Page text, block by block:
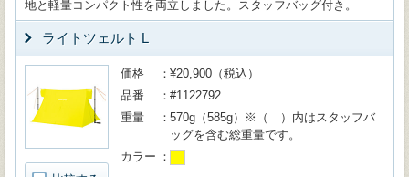
地と軽量コンパクト性を両立しました。スタッフバッグ付き。
ライトツェルト L
価格
¥20,900（税込）
品番
#1122792
重量
570g（585g）※（ ）内はスタッフバ
ッグを含む総重量です。
カラー